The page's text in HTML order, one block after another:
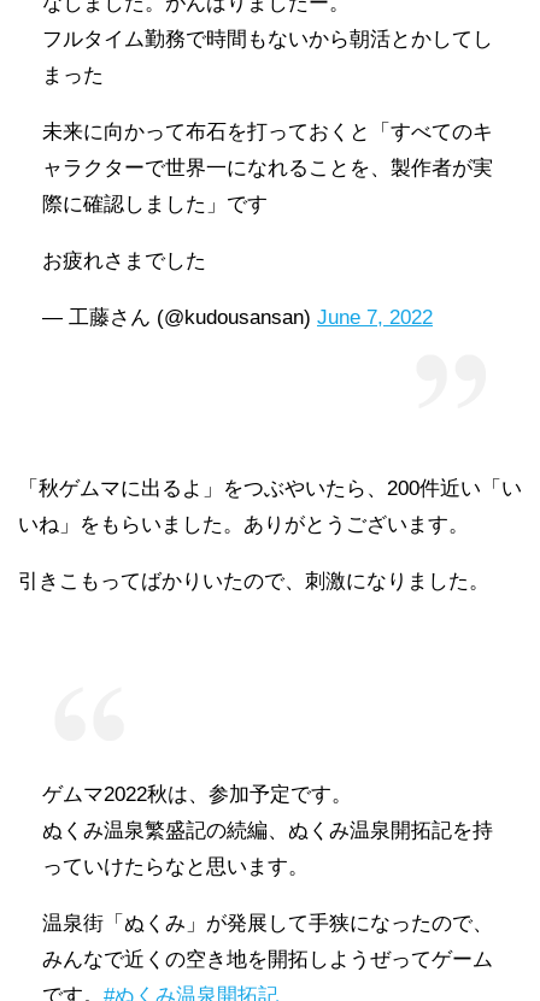
フルタイム勤務で時間もないから朝活とかしてし
まった
未来に向かって布石を打っておくと「すべてのキ
ャラクターで世界一になれることを、製作者が実
際に確認しました」です
お疲れさまでした
— 工藤さん (@kudousansan) June 7, 2022
「秋ゲムマに出るよ」をつぶやいたら、200件近い「い
いね」をもらいました。ありがとうございます。
引きこもってばかりいたので、刺激になりました。
ゲムマ2022秋は、参加予定です。
ぬくみ温泉繁盛記の続編、ぬくみ温泉開拓記を持
っていけたらなと思います。
温泉街「ぬくみ」が発展して手狭になったので、
みんなで近くの空き地を開拓しようぜってゲーム
です。 #ぬくみ温泉開拓記